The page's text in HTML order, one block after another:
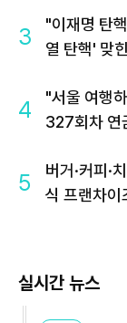
3
"이재명 탄
열 탄핵' 맞
4
"서울 여행
327회차 연
5
버거·커피·
식 프랜차
실시간 뉴스